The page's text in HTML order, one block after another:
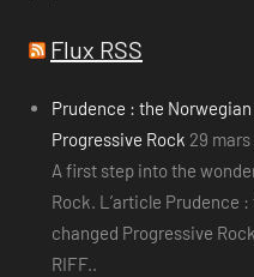
Flux RSS
Prudence : the
Progressive Rock 29
A first step into the
Rock. L’article Prudence
changed Progressive
RIFF..